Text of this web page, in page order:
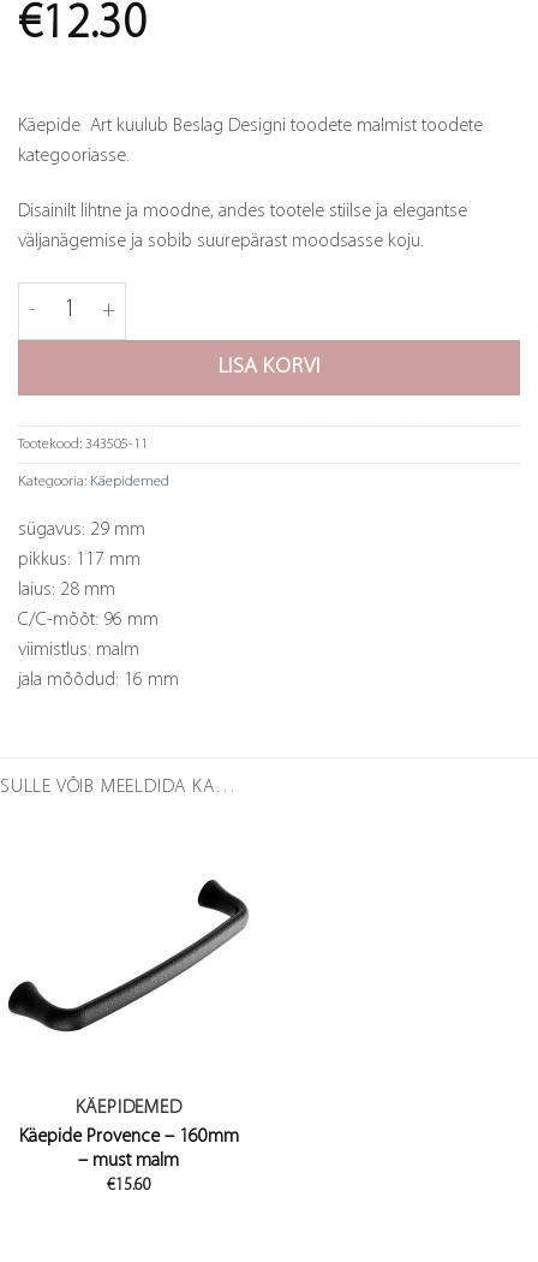
€12.30
Käepide Art kuulub Beslag Designi toodete malmist toodete
kategooriasse.
Disainilt lihtne ja moodne, andes tootele stiilse ja elegantse
väljanägemise ja sobib suurepärast moodsasse koju.
Käepide Art - 96mm - must malm kogus
LISA KORVI
Tootekood: 343505-11
Kategooria: Käepidemed
sügavus: 29 mm
pikkus: 117 mm
laius: 28 mm
C/C-mõõt: 96 mm
viimistlus: malm
jala mõõdud: 16 mm
SULLE VÕIB MEELDIDA KA…
KÄEPIDEMED
Käepide Provence – 160mm
– must malm
€15.60